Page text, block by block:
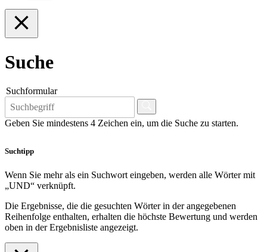
Suche
Suchformular
Geben Sie mindestens 4 Zeichen ein, um die Suche zu starten.
Suchtipp
Wenn Sie mehr als ein Suchwort eingeben, werden alle Wörter mit
„UND“ verknüpft.
Die Ergebnisse, die die gesuchten Wörter in der angegebenen
Reihenfolge enthalten, erhalten die höchste Bewertung und werden
oben in der Ergebnisliste angezeigt.